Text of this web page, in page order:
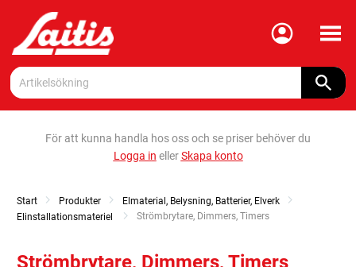
Meny
För att kunna handla hos oss och se priser behöver du
Logga in ellerSkapa konto
Start Produkter
Elmaterial, Belysning, Batterier, Elverk
Elinstallationsmateriel
Current:
Strömbrytare, Dimmers, Timers
Strömbrytare, Dimmers, Timers